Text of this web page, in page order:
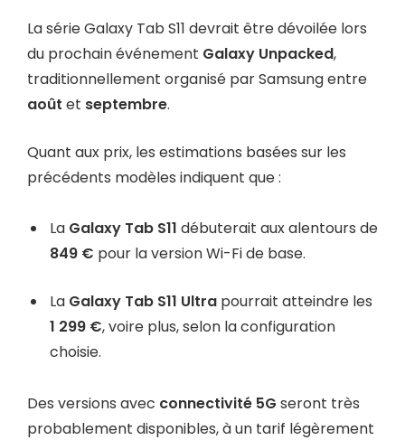
La série Galaxy Tab S11 devrait être dévoilée lors
du prochain événement Galaxy Unpacked,
traditionnellement organisé par Samsung entre
août et septembre.
Quant aux prix, les estimations basées sur les
précédents modèles indiquent que :
La Galaxy Tab S11 débuterait aux alentours de
849 € pour la version Wi-Fi de base.
La Galaxy Tab S11 Ultra pourrait atteindre les
1 299 €, voire plus, selon la configuration
choisie.
Des versions avec connectivité 5G seront très
probablement disponibles, à un tarif légèrement